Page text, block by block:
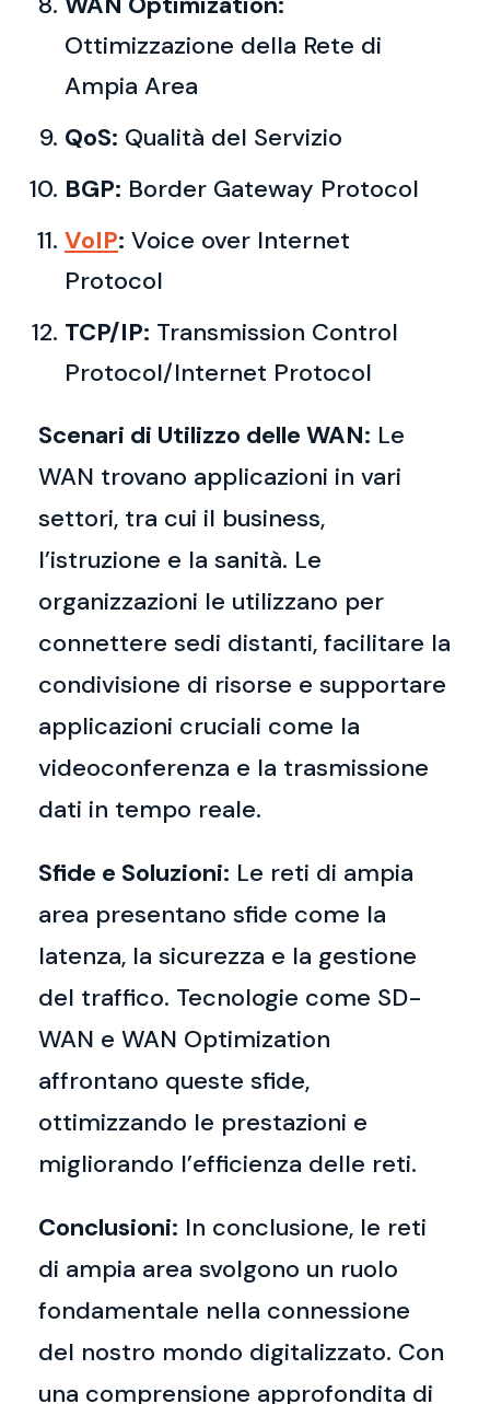
Ottimizzazione della Rete di
Ampia Area
QoS: Qualità del Servizio
BGP: Border Gateway Protocol
VoIP: Voice over Internet
Protocol
TCP/IP: Transmission Control
Protocol/Internet Protocol
Scenari di Utilizzo delle WAN: Le
WAN trovano applicazioni in vari
settori, tra cui il business,
l’istruzione e la sanità. Le
organizzazioni le utilizzano per
connettere sedi distanti, facilitare la
condivisione di risorse e supportare
applicazioni cruciali come la
videoconferenza e la trasmissione
dati in tempo reale.
Sfide e Soluzioni: Le reti di ampia
area presentano sfide come la
latenza, la sicurezza e la gestione
del traffico. Tecnologie come SD-
WAN e WAN Optimization
affrontano queste sfide,
ottimizzando le prestazioni e
migliorando l’efficienza delle reti.
Conclusioni: In conclusione, le reti
di ampia area svolgono un ruolo
fondamentale nella connessione
del nostro mondo digitalizzato. Con
una comprensione approfondita di